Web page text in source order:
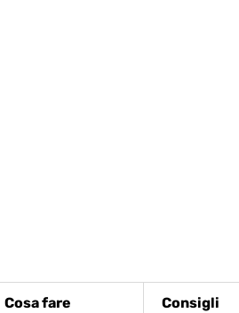
Cosa fare Consigli